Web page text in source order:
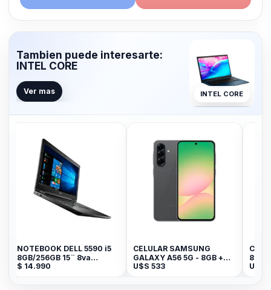
Tambien puede interesarte:
INTEL CORE
Ver mas INTEL CORE
DELL 5590 i5
256GB 15¨ 8va
CELULAR SAMSUNG
GALAXY A56 5G - 8GB +
256GB Awesome Graphite
533
CELULAR
314